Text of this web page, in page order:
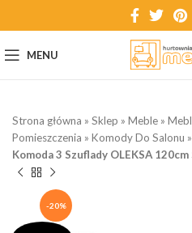
MENU
Strona główna » Sklep » Meble »
Pomieszczenia » Komody Do Salonu »
Komoda 3 Szuflady OLEKSA
-20%